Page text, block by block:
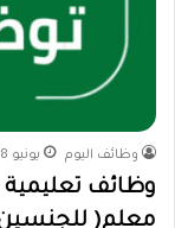
وظائف اليوم يونيو 18, 2026
معلم(